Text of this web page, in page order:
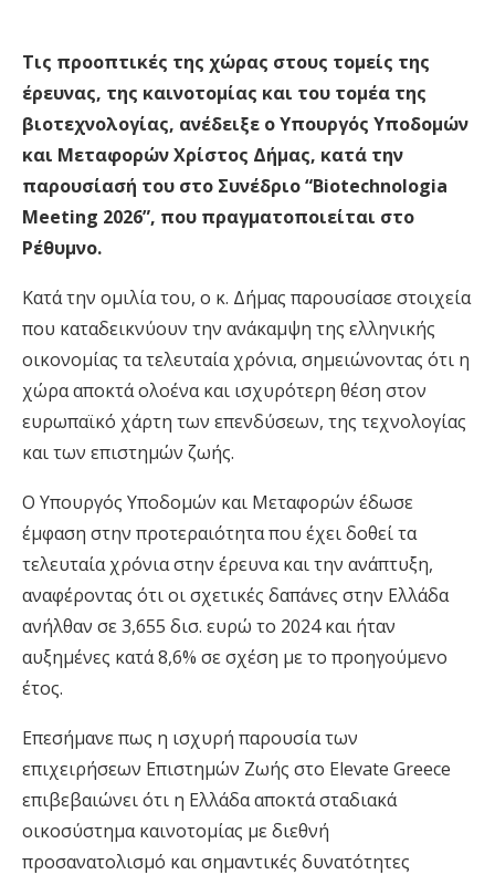
Τις προοπτικές της χώρας στους τομείς της
έρευνας, της καινοτομίας και του τομέα της
βιοτεχνολογίας, ανέδειξε ο Υπουργός Υποδομών
και Μεταφορών Χρίστος Δήμας, κατά την
παρουσίασή του στο Συνέδριο “Biotechnologia
Meeting 2026”, που πραγματοποιείται στο
Ρέθυμνο.
Κατά την ομιλία του, ο κ. Δήμας παρουσίασε στοιχεία
που καταδεικνύουν την ανάκαμψη της ελληνικής
οικονομίας τα τελευταία χρόνια, σημειώνοντας ότι η
χώρα αποκτά ολοένα και ισχυρότερη θέση στον
ευρωπαϊκό χάρτη των επενδύσεων, της τεχνολογίας
και των επιστημών ζωής.
Ο Υπουργός Υποδομών και Μεταφορών έδωσε
έμφαση στην προτεραιότητα που έχει δοθεί τα
τελευταία χρόνια στην έρευνα και την ανάπτυξη,
αναφέροντας ότι οι σχετικές δαπάνες στην Ελλάδα
ανήλθαν σε 3,655 δισ. ευρώ το 2024 και ήταν
αυξημένες κατά 8,6% σε σχέση με το προηγούμενο
έτος.
Επεσήμανε πως η ισχυρή παρουσία των
επιχειρήσεων Επιστημών Ζωής στο Elevate Greece
επιβεβαιώνει ότι η Ελλάδα αποκτά σταδιακά
οικοσύστημα καινοτομίας με διεθνή
προσανατολισμό και σημαντικές δυνατότητες